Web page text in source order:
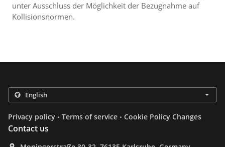
unter Ausschluss der Möglichkeit der Bezugnahme auf
Kollisionsnormen.
Privacy policy . Terms of service . Cookie Policy Changes
Contact us